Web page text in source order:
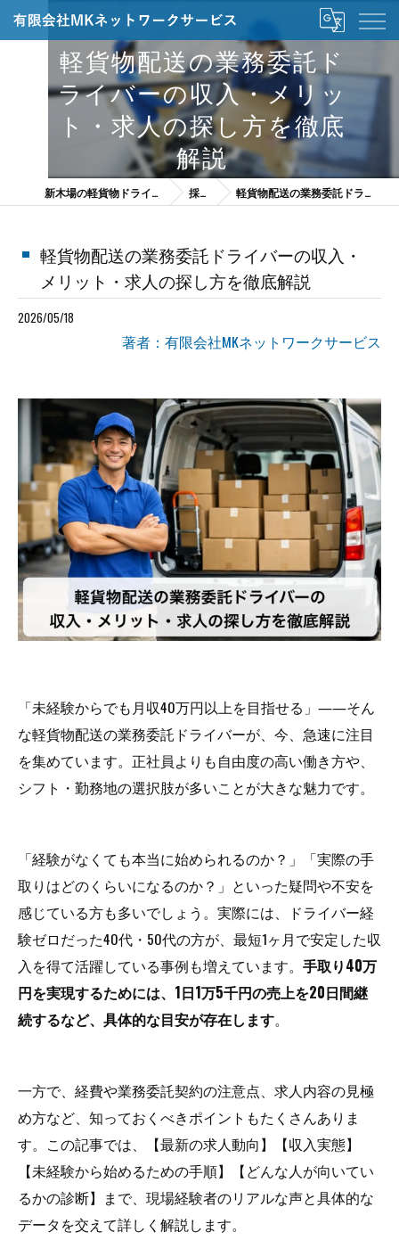
軽貨物配送の業務委託ド
ライバーの収入・メリッ
ト・求人の探し方を徹底
解説
新木場の軽貨物ドライバーは有限会社MKネットワークサービス 採用ブログ 軽貨物配送の業務委託ドライバーの収入・メリット・求人の探し方を徹底解説
軽貨物配送の業務委託ドライバーの収入・
メリット・求人の探し方を徹底解説
2026/05/18
著者：有限会社MKネットワークサービス
「未経験からでも月収40万円以上を目指せる」――そん
な軽貨物配送の業務委託ドライバーが、今、急速に注目
を集めています。正社員よりも自由度の高い働き方や、
シフト・勤務地の選択肢が多いことが大きな魅力です。
「経験がなくても本当に始められるのか？」「実際の手
取りはどのくらいになるのか？」といった疑問や不安を
感じている方も多いでしょう。実際には、ドライバー経
験ゼロだった40代・50代の方が、最短1ヶ月で安定した収
入を得て活躍している事例も増えています。 手取り40万
円を実現するためには、1日1万5千円の売上を20日間継
続するなど、具体的な目安が存在します。
一方で、経費や業務委託契約の注意点、求人内容の見極
め方など、知っておくべきポイントもたくさんありま
す。この記事では、【最新の求人動向】【収入実態】
【未経験から始めるための手順】【どんな人が向いてい
るかの診断】まで、現場経験者のリアルな声と具体的な
データを交えて詳しく解説します。